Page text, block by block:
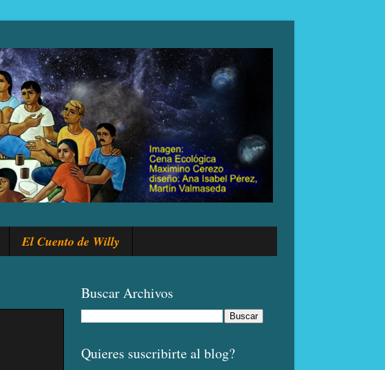
El Cuento de Willy
Buscar Archivos
Quieres suscribirte al blog?